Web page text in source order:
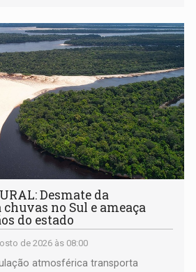
Desmate da
no Sul e ameaça
do estado
de 2026 às 08:00
atmosférica transporta